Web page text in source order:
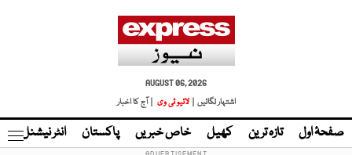
AUGUST 06, 2026
اشتہار لگائیں |
لائیو ٹی وی | آج کا اخبار
صفحۂ اول تازہ ترین کھیل خاص خبریں پاکستان انٹر نیشنل